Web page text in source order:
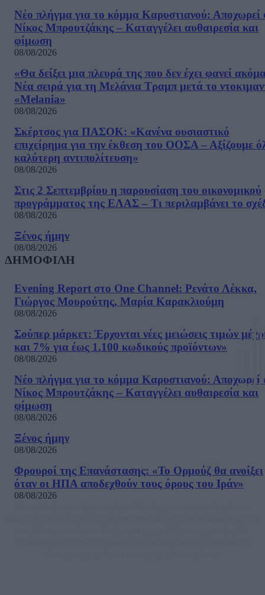
Νέο πλήγμα για το κόμμα Καρυστιανού: Αποχωρεί
Νίκος Μπρουτζάκης – Καταγγέλει αυθαιρεσία και
φίμωση
08/08/2026
«Θα δείξει μια πλευρά της που δεν έχει φανεί
Νέα σειρά για τη Μελάνια Τραμπ μετά το
«Melania»
08/08/2026
Σκέρτσος για ΠΑΣΟΚ: «Κανένα ουσιαστικό
επιχείρημα για την έκθεση του ΟΟΣΑ – Αξίζουμε
καλύτερη αντιπολίτευση»
08/08/2026
Στις 2 Σεπτεμβρίου η παρουσίαση του οικονομικού
προγράμματος της ΕΛΑΣ – Τι περιλαμβάνει το
08/08/2026
Ξένος ήμην
08/08/2026
ΔΗΜΟΦΙΛΗ
Evening Report στο One Channel: Ρενάτο Λέκκα,
Γιώργος Μουρούτης, Μαρία Καρακλιούμη
08/08/2026
Σούπερ μάρκετ: Έρχονται νέες μειώσεις τιμών
και 7% για έως 1.100 κωδικούς προϊόντων»
08/08/2026
Νέο πλήγμα για το κόμμα Καρυστιανού: Αποχωρεί
Νίκος Μπρουτζάκης – Καταγγέλει αυθαιρεσία και
φίμωση
08/08/2026
Ξένος ήμην
08/08/2026
Φρουροί της Επανάστασης: «Το Ορμούζ θα ανοίξει
όταν οι ΗΠΑ αποδεχθούν τους όρους του Ιράν»
08/08/2026